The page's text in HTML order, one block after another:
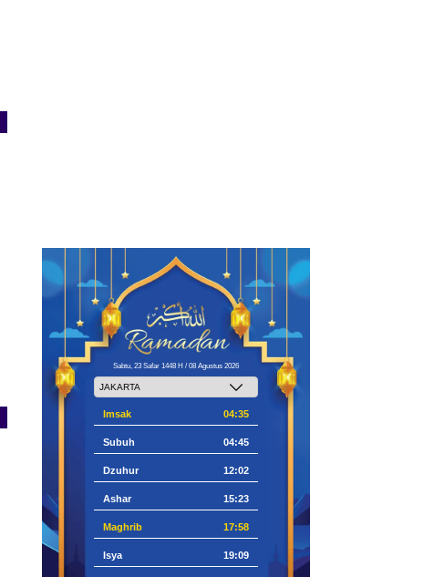
Sabtu, 23 Safar 1448 H / 08 Agustus 2026
Imsak 04:35
Subuh 04:45
Dzuhur 12:02
Ashar 15:23
Maghrib 17:58
Isya 19:09